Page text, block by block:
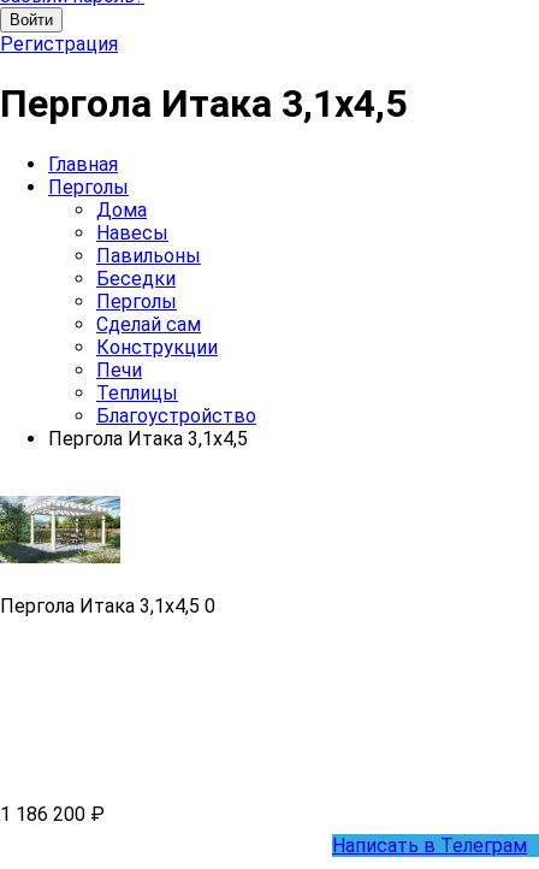
Войти
Регистрация
Пергола Итака 3,1х4,5
Главная
Перголы
Дома
Навесы
Павильоны
Беседки
Перголы
Сделай сам
Конструкции
Печи
Теплицы
Благоустройство
Пергола Итака 3,1х4,5
Пергола Итака 3,1х4,5 0
1 186 200 ₽
Написать в Телеграм